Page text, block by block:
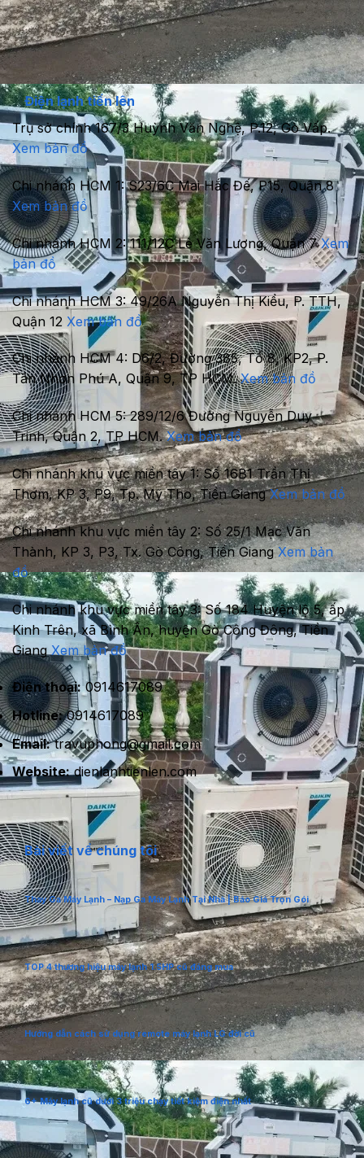
Điện lạnh tiến lên
Trụ sở chính167/3 Huỳnh Văn Nghệ, P.12, Gò Vấp.
Xem bản đồ
Chi nhánh HCM 1:S23/6C Mai Hắc Đế, P15, Quận 8
Xem bản đồ
Chi nhánh HCM 2:111/12C Lê Văn Lương, Quận 7Xem
bản đồ
Chi nhánh HCM 3:49/26A Nguyễn Thị Kiểu, P. TTH,
Quận 12 Xem bản đồ
Chi nhánh HCM 4: D6/2, Đường 385, Tổ 8, KP2, P.
Tân Nhơn Phú A, Quận 9, TP HCM.Xem bản đồ
Chi nhánh HCM 5:289/12/6 Đường Nguyễn Duy
Trinh, Quận 2, TP HCM.Xem bản đồ
Chi nhánh khu vực miền tây 1:Số 16B1 Trần Thị
Thơm, KP 3, P9, Tp. Mỹ Tho, Tiền GiangXem bản đồ
Chi nhánh khu vực miền tây 2: Số 25/1 Mạc Văn
Thành, KP 3, P3, Tx. Gò Công, Tiền GiangXem bản
đồ
Chi nhánh khu vực miền tây 3:Số 184 Huyện lộ 5, ấp
Kinh Trên, xã Bình Ân, huyện Gò Công Đông, Tiền
Giang Xem bản đồ
Điện thoại:0914617089
Hotline:0914617089
Email:travuphong@gmail.com
Website:dienlanhtienlen.com
Bài viết về chúng tôi
Thay Ga Máy Lạnh – Nạp Ga Máy Lạnh Tại Nhà | Báo Giá Trọn Gói
TOP 4 thương hiệu máy lạnh 1.5HP cũ đáng mua
Hướng dẫn cách sử dụng remote máy lạnh LG đời cũ
6+ Máy lạnh cũ dưới 3 triệu chạy tiết kiệm điện nhất